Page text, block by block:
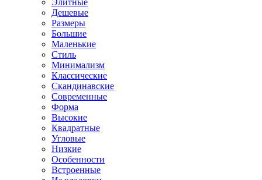
Элитные
Дешевые
Размеры
Большие
Маленькие
Стиль
Минимализм
Классические
Скандинавские
Современные
Форма
Высокие
Квадратные
Угловые
Низкие
Особенности
Встроенные